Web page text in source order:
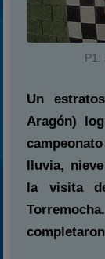
P1:
Un
Aragón)
lluvia,
la visita